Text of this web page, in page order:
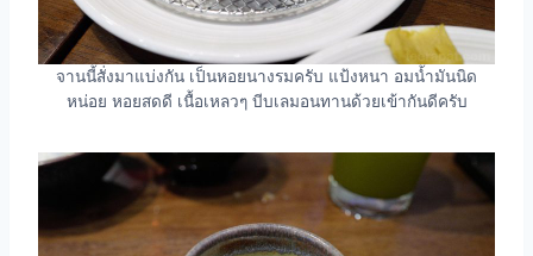
จานนี้สั่งมาแบ่งกัน เป็นหอยนางรมครับ แป้งหนา อมน้ำมันนิด
หน่อย หอยสดดี เนื้อเหลวๆ บีบเลมอนทานด้วยเข้ากันดีครับ